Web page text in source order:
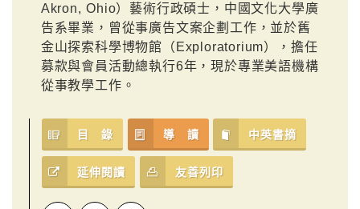
Akron, Ohio）藝術行政碩士，中國文化大學廣
告系畢業，曾從事廣告文案企劃工作，並於舊
金山探索科學博物館（Exploratorium），擔任
募款與會員活動總執行6年，現於專業美語機構
從事教學工作。
目 錄 導 讀 中英書摘
延伸閱讀 友善列印